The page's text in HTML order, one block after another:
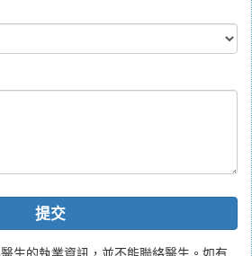
提交